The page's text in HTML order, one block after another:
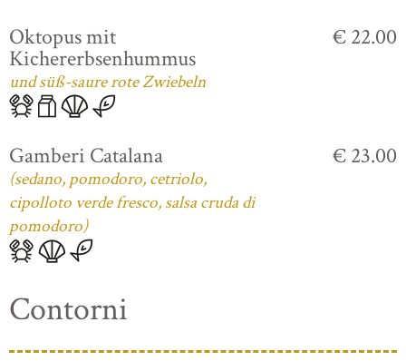
Oktopus mit
Kichererbsenhummus
und süß-saure rote Zwiebeln
€ 22.00
Gamberi Catalana
(sedano, pomodoro, cetriolo,
cipolloto verde fresco, salsa cruda di
pomodoro)
€ 23.00
Contorni